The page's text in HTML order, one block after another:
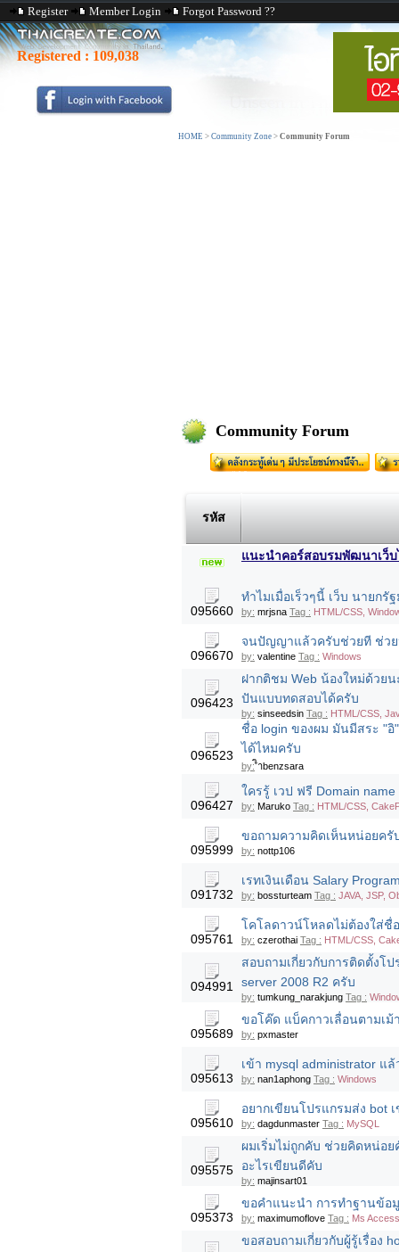
Register Member Login Forgot Password ??
Registered : 109,038
HOME > Community Zone > Community Forum
Community Forum
รหัส
แนะนำคอร์สอบรมพัฒนาเว็บ
095660
ทำไมเมื่อเร็วๆนี้ เว็บ นายกรั
by: mrjsna Tag : HTML/CSS,
096670
จนปัญญาแล้วครับช่วยที ช่วย
by: valentine Tag : Windows
096423
ฝากติชม Web น้องใหม่ด้วย
ปันแบบทดสอบได้ครับ
by: sinseedsin Tag : HTML/CSS,
096523
ชื่อ login ของผม มันมีสระ "
ได้ไหมครับ
by: ิำbenzsara
096427
ใครรู้ เวป ฟรี Domain
by: Maruko Tag : HTML/CSS,
095999
ขอถามความคิดเห็นหน่อยครั
by: nottp106
091732
เรทเงินเดือน Salary
by: bossturteam Tag : JAVA, JSP,
095761
โคโลดาวน์โหลดไม่ต้องใส่ชื่
by: czerothai Tag : HTML/CSS,
094991
สอบถามเกี่ยวกับการติดตั้งโป
server 2008 R2 ครับ
by: tumkung_narakjung Tag :
095689
ขอโค๊ด แบ็คกาวเลื่อนตามเ
by: pxmaster
095613
เข้า mysql administrator แ
by: nan1aphong Tag : Windows
095610
อยากเขียนโปรแกรมส่ง bot
by: dagdunmaster Tag : MySQL
095575
ผมเริ่มไม่ถูกคับ ช่วยคิดหน่อ
อะไรเขียนดีคับ
by: majinsart01
095373
ขอคำแนะนำ การทำฐานข้อ
by: maximumoflove Tag : Ms Access
ขอสอบถามเกี่ยวกับผู้รู้เรื่อง